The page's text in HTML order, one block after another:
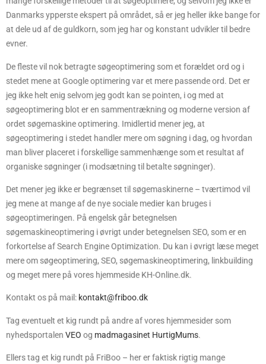
Danmarks ypperste ekspert på området, så er jeg heller ikke bange for
at dele ud af de guldkorn, som jeg har og konstant udvikler til bedre
evner.
De fleste vil nok betragte søgeoptimering som et forældet ord og i
stedet mene at Google optimering var et mere passende ord. Det er
jeg ikke helt enig selvom jeg godt kan se pointen, i og med at
søgeoptimering blot er en sammentrækning og moderne version af
ordet søgemaskine optimering. Imidlertid mener jeg, at
søgeoptimering i stedet handler mere om søgning i dag, og hvordan
man bliver placeret i forskellige sammenhænge som et resultat af
organiske søgninger (i modsætning til betalte søgninger).
Det mener jeg ikke er begrænset til søgemaskinerne – tværtimod vil
jeg mene at mange af de nye sociale medier kan bruges i
søgeoptimeringen. På engelsk går betegnelsen
søgemaskineoptimering i øvrigt under betegnelsen SEO, som er en
forkortelse af Search Engine Optimization. Du kan i øvrigt læse meget
mere om søgeoptimering, SEO, søgemaskineoptimering, linkbuilding
og meget mere på vores hjemmeside KH-Online.dk.
Kontakt os på mail: kontakt@friboo.dk
Tag eventuelt et kig rundt på andre af vores hjemmesider som
nyhedsportalen VEO og madmagasinet HurtigMums.
Ellers tag et kig rundt på FriBoo – her er faktisk rigtig mange